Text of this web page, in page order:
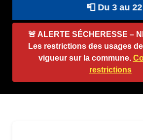
📮 Du 3 au
🚨 ALERTE SÉCHERESSE –
Les restrictions des usages
vigueur sur la commune.
restrictions